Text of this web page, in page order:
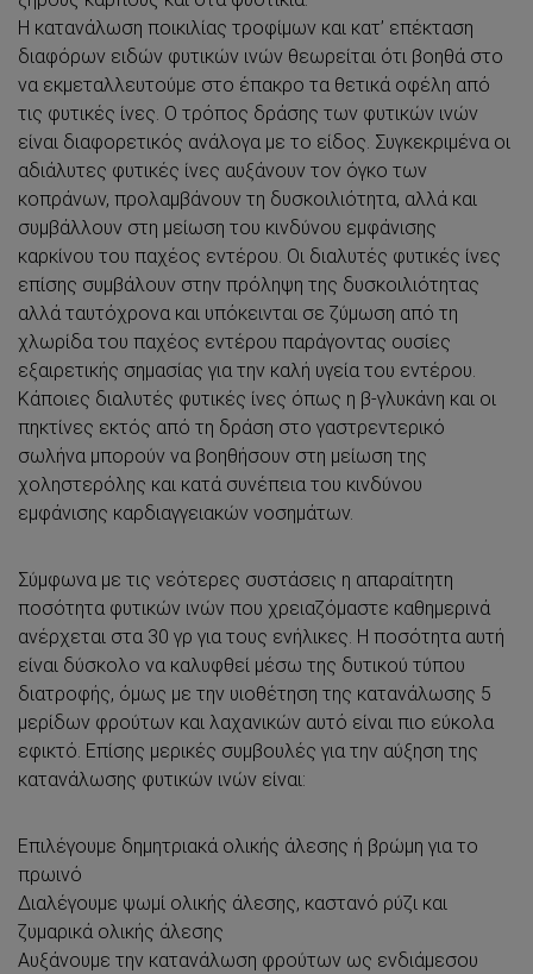
Η κατανάλωση ποικιλίας τροφίμων και κατ’ επέκταση
διαφόρων ειδών φυτικών ινών θεωρείται ότι βοηθά στo
να εκμεταλλευτούμε στο έπακρο τα θετικά οφέλη από
τις φυτικές ίνες. Ο τρόπος δράσης των φυτικών ινών
είναι διαφορετικός ανάλογα με το είδος. Συγκεκριμένα οι
αδιάλυτες φυτικές ίνες αυξάνουν τον όγκο των
κοπράνων, προλαμβάνουν τη δυσκοιλιότητα, αλλά και
συμβάλλουν στη μείωση του κινδύνου εμφάνισης
καρκίνου του παχέος εντέρου. Οι διαλυτές φυτικές ίνες
επίσης συμβάλουν στην πρόληψη της δυσκοιλιότητας
αλλά ταυτόχρονα και υπόκεινται σε ζύμωση από τη
χλωρίδα του παχέος εντέρου παράγοντας ουσίες
εξαιρετικής σημασίας για την καλή υγεία του εντέρου.
Κάποιες διαλυτές φυτικές ίνες όπως η β-γλυκάνη και οι
πηκτίνες εκτός από τη δράση στο γαστρεντερικό
σωλήνα μπορούν να βοηθήσουν στη μείωση της
χοληστερόλης και κατά συνέπεια του κινδύνου
εμφάνισης καρδιαγγειακών νοσημάτων.
Σύμφωνα με τις νεότερες συστάσεις η απαραίτητη
ποσότητα φυτικών ινών που χρειαζόμαστε καθημερινά
ανέρχεται στα 30 γρ για τους ενήλικες. Η ποσότητα αυτή
είναι δύσκολο να καλυφθεί μέσω της δυτικού τύπου
διατροφής, όμως με την υιοθέτηση της κατανάλωσης 5
μερίδων φρούτων και λαχανικών αυτό είναι πιο εύκολα
εφικτό. Επίσης μερικές συμβουλές για την αύξηση της
κατανάλωσης φυτικών ινών είναι:
Επιλέγουμε δημητριακά ολικής άλεσης ή βρώμη για το
πρωινό
Διαλέγουμε ψωμί ολικής άλεσης, καστανό ρύζι και
ζυμαρικά ολικής άλεσης
Αυξάνουμε την κατανάλωση φρούτων ως ενδιάμεσου